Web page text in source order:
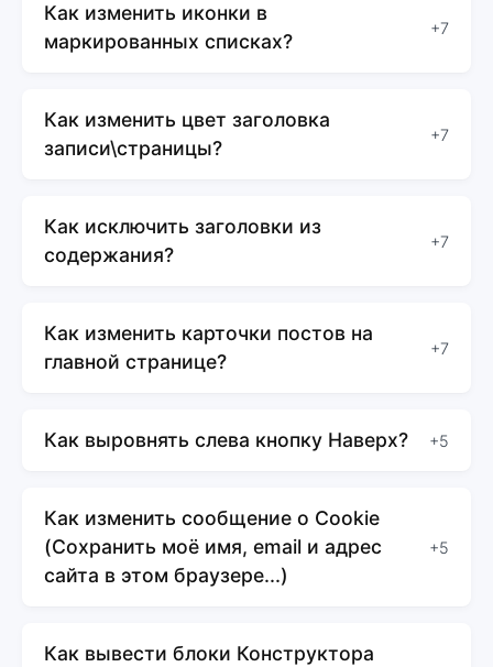
Как изменить иконки в
маркированных списках?
+7
Как изменить цвет заголовка
записи\страницы?
+7
Как исключить заголовки из
содержания?
+7
Как изменить карточки постов на
главной странице?
+7
Как выровнять слева кнопку Наверх? +5
Как изменить сообщение о Cookie
(Сохранить моё имя, email и адрес
сайта в этом браузере...)
+5
Как вывести блоки Конструктора